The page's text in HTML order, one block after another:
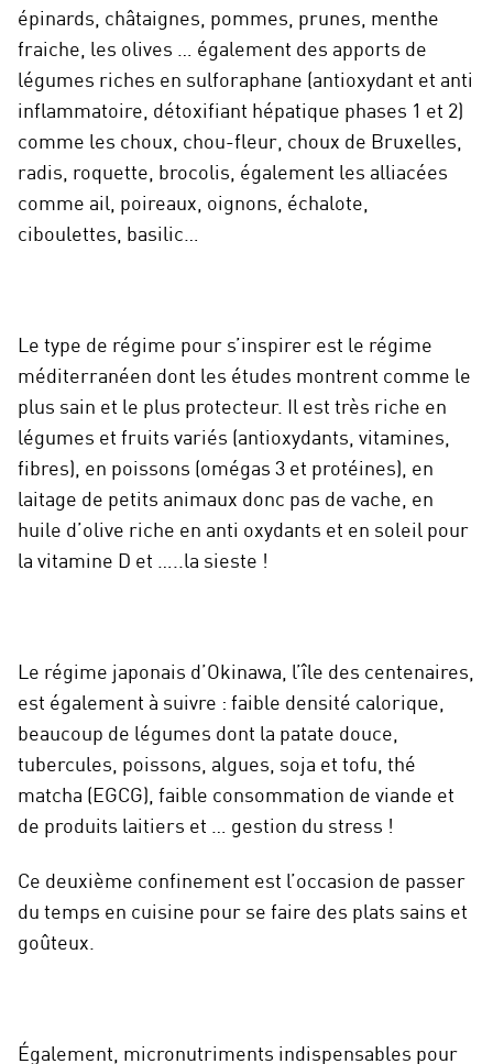
épinards, châtaignes, pommes, prunes, menthe
fraiche, les olives … également des apports de
légumes riches en sulforaphane (antioxydant et anti
inflammatoire, détoxifiant hépatique phases 1 et 2)
comme les choux, chou-fleur, choux de Bruxelles,
radis, roquette, brocolis, également les alliacées
comme ail, poireaux, oignons, échalote,
ciboulettes, basilic…
Le type de régime pour s’inspirer est le régime
méditerranéen dont les études montrent comme le
plus sain et le plus protecteur. Il est très riche en
légumes et fruits variés (antioxydants, vitamines,
fibres), en poissons (omégas 3 et protéines), en
laitage de petits animaux donc pas de vache, en
huile d’olive riche en anti oxydants et en soleil pour
la vitamine D et …..la sieste !
Le régime japonais d’Okinawa, l’île des centenaires,
est également à suivre : faible densité calorique,
beaucoup de légumes dont la patate douce,
tubercules, poissons, algues, soja et tofu, thé
matcha (EGCG), faible consommation de viande et
de produits laitiers et … gestion du stress !
Ce deuxième confinement est l’occasion de passer
du temps en cuisine pour se faire des plats sains et
goûteux.
Également, micronutriments indispensables pour